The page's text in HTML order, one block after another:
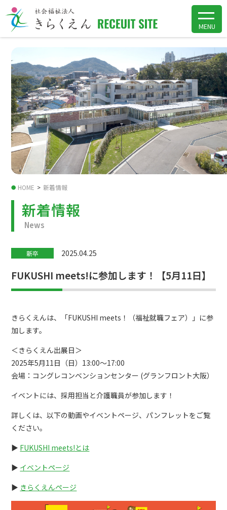
● HOME > 新着情報
新着情報
News
新卒 2025.04.25
FUKUSHI meets!に参加します！【5月11日】
きらくえんは、「FUKUSHI meets！（福祉就職フェア）」に参
加します。
＜きらくえん出展日＞
2025年5月11日（日）13:00～17:00
会場：コングレコンベンションセンター (グランフロント大阪）
イベントには、採用担当と介護職員が参加します！
詳しくは、以下の動画やイベントページ、パンフレットをご覧
ください。
▶ FUKUSHI meets!とは
▶ イベントページ
▶ きらくえんページ